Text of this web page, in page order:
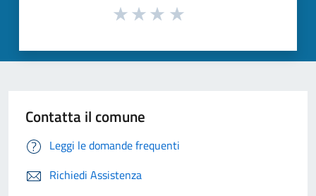
Contatta il comune
Leggi le domande frequenti
Richiedi Assistenza